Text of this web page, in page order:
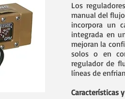
Los
manual del
incorpora un
integrada en
mejoran la
solos o en
regulador de
líneas de
Características